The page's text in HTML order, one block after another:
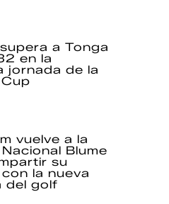
a Tonga
en la
jornada de la
vuelve a la
Blume
su
la nueva
del golf